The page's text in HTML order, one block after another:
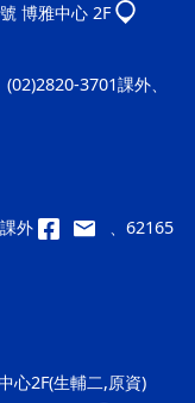
博雅中心 2F
3701課外、
外
、62165
心2F(生輔二,原資)